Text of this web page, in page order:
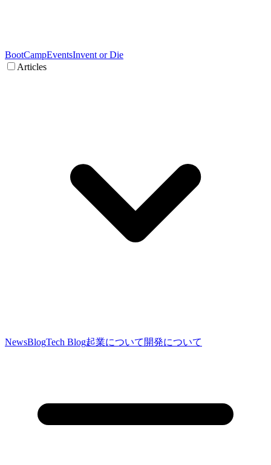
BootCampEventsInvent or Die
Articles
NewsBlogTech Blog起業について 開発について